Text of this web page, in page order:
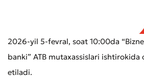
2026-yil 5-fevral, soat 10:00da
banki” ATB mutaxassislari ishtirokida
etiladi.